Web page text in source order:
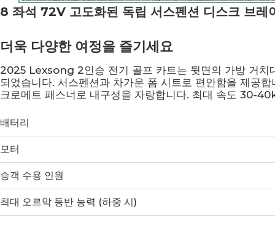
8 좌석 72V 고도화된 독립 서스펜션 디스크 브
더욱 다양한 여정을 즐기세요
2025 Lexsong 2인승 전기 골프 카트는 뒷면의 가방 거치
되었습니다. 서스펜션과 차가운 폼 시트로 편안함을 제공
크로메트 패스너로 내구성을 자랑합니다. 최대 속도 30-
배터리
모터
승객 수용 인원
최대 오르막 등반 능력 (하중 시)